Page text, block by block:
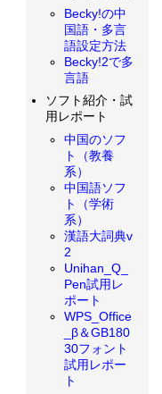
Becky!の中
国語・多言
語設定方法
Becky!2で多
言語
ソフト紹介・試
用レポート
中国のソフ
ト（教養
系）
中国語ソフ
ト（学術
系）
漢語大詞典v
2
Unihan_Q_
Pen試用レ
ポート
WPS_Office
_β＆GB180
30フォント
試用レポー
ト